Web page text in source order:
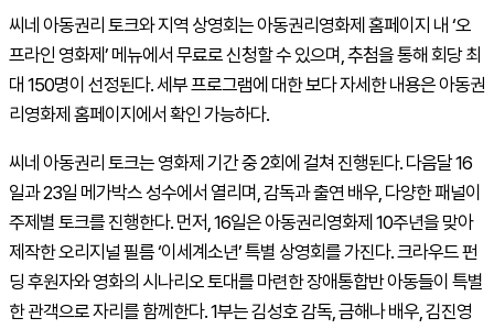
씨네 아동권리 토크와 지역 상영회는 아동권리영화제 홈페이지 내 ‘오
프라인 영화제’ 메뉴에서 무료로 신청할 수 있으며, 추첨을 통해 회당 최
대 150명이 선정된다. 세부 프로그램에 대한 보다 자세한 내용은 아동권
리영화제 홈페이지에서 확인 가능하다.
씨네 아동권리 토크는 영화제 기간 중 2회에 걸쳐 진행된다. 다음달 16
일과 23일 메가박스 성수에서 열리며, 감독과 출연 배우, 다양한 패널이
주제별 토크를 진행한다. 먼저, 16일은 아동권리영화제 10주년을 맞아
제작한 오리지널 필름 ‘이세계소년’ 특별 상영회를 가진다. 크라우드 펀
딩 후원자와 영화의 시나리오 토대를 마련한 장애통합반 아동들이 특별
한 관객으로 자리를 함께한다. 1부는 김성호 감독, 금해나 배우, 김진영